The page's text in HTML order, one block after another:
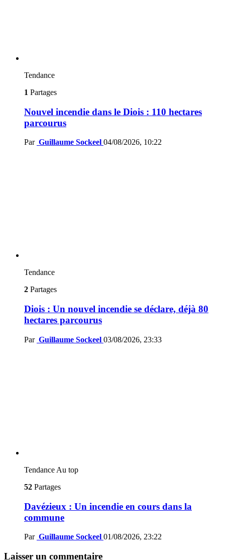
Tendance
1 Partages
Nouvel incendie dans le Diois : 110 hectares
parcourus
Par Guillaume Sockeel 04/08/2026, 10:22
Tendance
2 Partages
Diois : Un nouvel incendie se déclare, déjà 80
hectares parcourus
Par Guillaume Sockeel 03/08/2026, 23:33
Tendance Au top
52 Partages
Davézieux : Un incendie en cours dans la
commune
Par Guillaume Sockeel 01/08/2026, 23:22
Laisser un commentaire